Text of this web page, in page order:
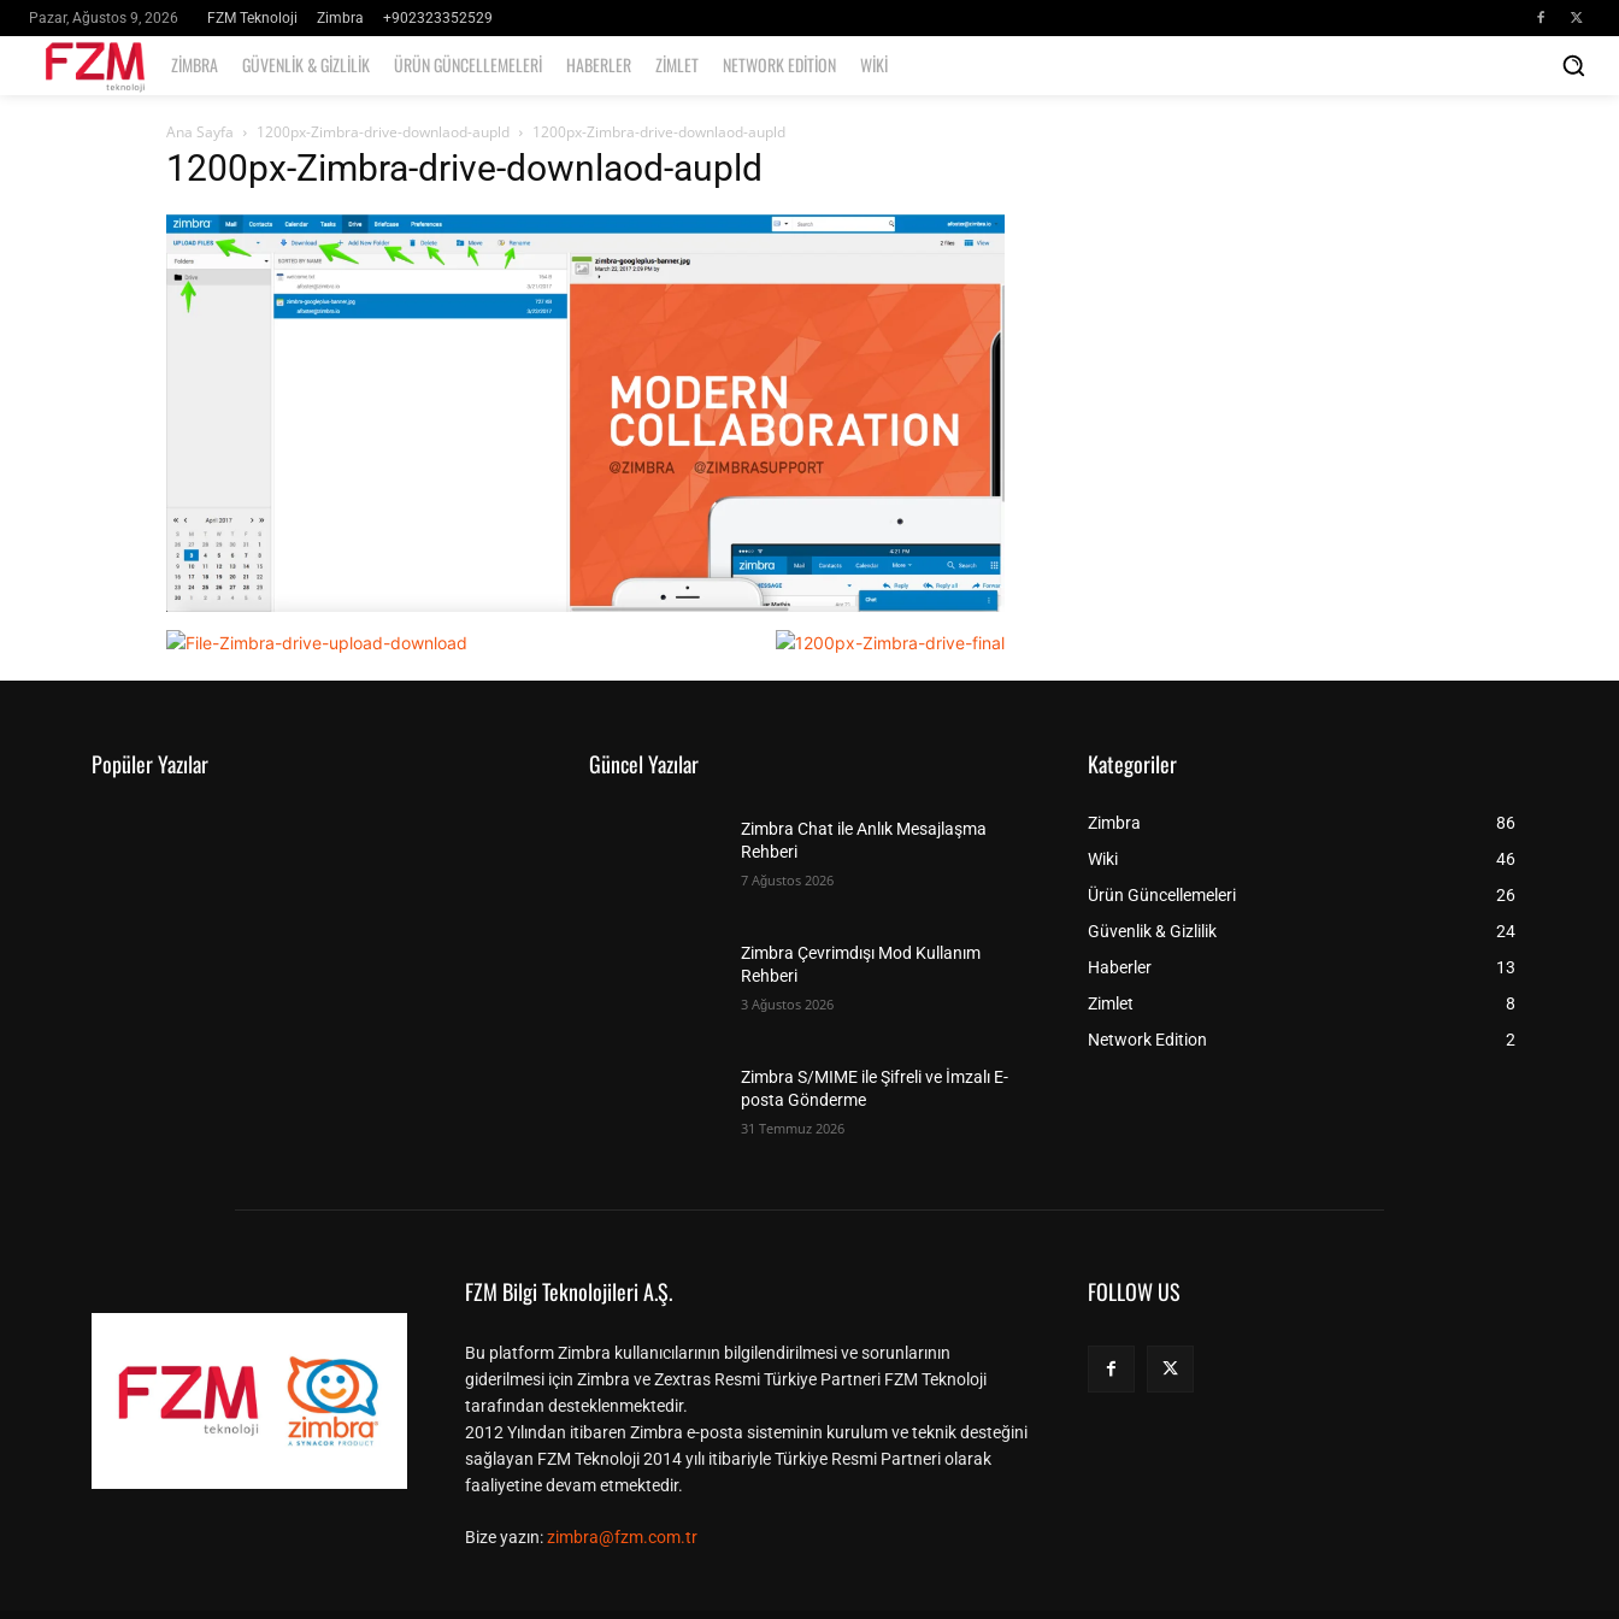
Pazar, Ağustos 9, 2026 FZM Teknoloji Zimbra +902323352529
ZIMBRA GÜVENLIK & GIZLILIK ÜRÜN GÜNCELLEMELERI HABERLER ZIMLET NETWORK EDITION WIKI
Ana Sayfa 1200px-Zimbra-drive-downlaod-aupld 1200px-Zimbra-drive-downlaod-aupld
1200px-Zimbra-drive-downlaod-aupld
Popüler Yazılar Güncel Yazılar
Zimbra Chat ile Anlık Mesajlaşma
Rehberi
7 Ağustos 2026
Zimbra Çevrimdışı Mod Kullanım
Rehberi
3 Ağustos 2026
Zimbra S/MIME ile Şifreli ve İmzalı E-
posta Gönderme
31 Temmuz 2026
Kategoriler
Zimbra
86
Wiki
46
Ürün Güncellemeleri
26
Güvenlik & Gizlilik
24
Haberler
13
Zimlet
8
Network Edition
2
FZM Bilgi Teknolojileri A.Ş.
Bu platform Zimbra kullanıcılarının bilgilendirilmesi ve sorunlarının
giderilmesi için Zimbra ve Zextras Resmi Türkiye Partneri FZM Teknoloji
tarafından desteklenmektedir.
2012 Yılından itibaren Zimbra e-posta sisteminin kurulum ve teknik desteğini
sağlayan FZM Teknoloji 2014 yılı itibariyle Türkiye Resmi Partneri olarak
faaliyetine devam etmektedir.
Bize yazın:zimbra@fzm.com.tr
FOLLOW US